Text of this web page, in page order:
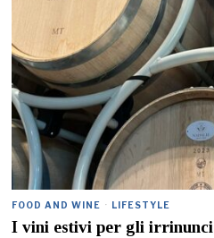
FOOD AND WINE · LIFESTYLE
I vini estivi per gli